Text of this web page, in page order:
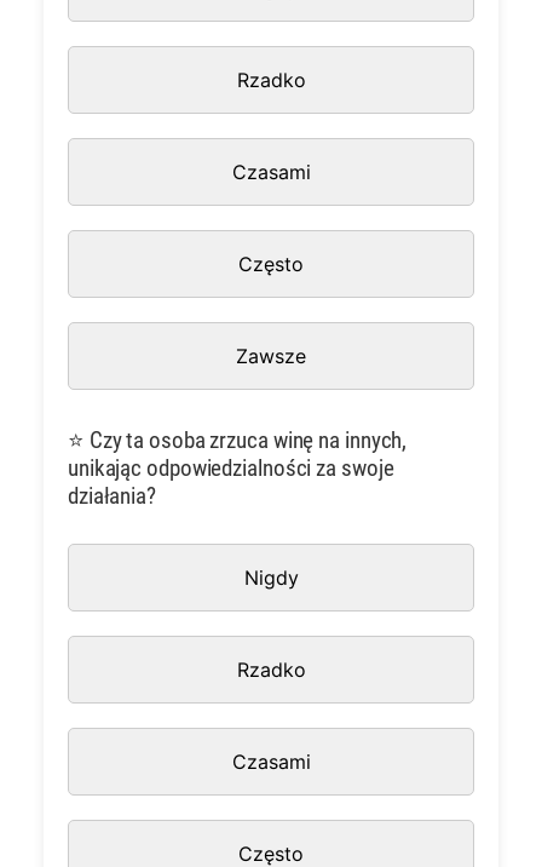
Rzadko
Czasami
Często
Zawsze
⭐ Czy ta osoba zrzuca winę na innych,
unikając odpowiedzialności za swoje
działania?
Nigdy
Rzadko
Czasami
Często